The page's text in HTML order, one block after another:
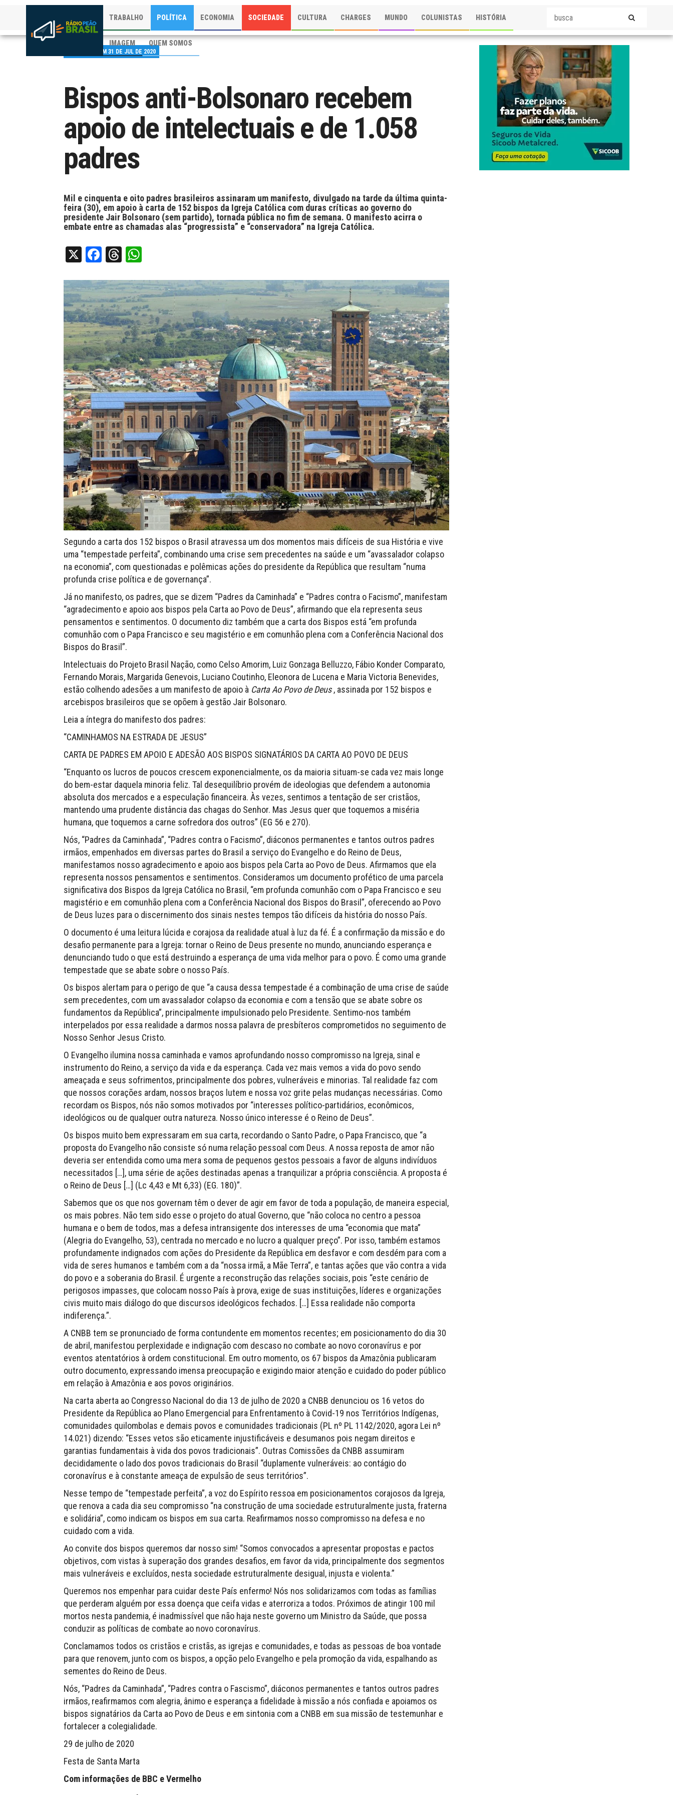
TRABALHO POLÍTICA ECONOMIA SOCIEDADE CULTURA CHARGES MUNDO COLUNISTAS HISTÓRIA
IMAGEM QUEM SOMOS
PUBLICADO EM 31 DE JUL DE 2020
Bispos anti-Bolsonaro recebem
apoio de intelectuais e de 1.058
padres
Mil e cinquenta e oito padres brasileiros assinaram um manifesto, divulgado na tarde da última quinta-
feira (30), em apoio à carta de 152 bispos da Igreja Católica com duras críticas ao governo do
presidente Jair Bolsonaro (sem partido), tornada pública no fim de semana. O manifesto acirra o
embate entre as chamadas alas “progressista” e “conservadora” na Igreja Católica.
X Facebook
Threads
Segundo a carta dos 152 bispos o Brasil atravessa um dos momentos mais difíceis de sua História e vive
uma “tempestade perfeita”, combinando uma crise sem precedentes na saúde e um “avassalador colapso
na economia”, com questionadas e polêmicas ações do presidente da República que resultam “numa
profunda crise política e de governança”.
Já no manifesto, os padres, que se dizem “Padres da Caminhada” e “Padres contra o Facismo”, manifestam
“agradecimento e apoio aos bispos pela Carta ao Povo de Deus”, afirmando que ela representa seus
pensamentos e sentimentos. O documento diz também que a carta dos Bispos está “em profunda
comunhão com o Papa Francisco e seu magistério e em comunhão plena com a Conferência Nacional dos
Bispos do Brasil”.
Intelectuais do Projeto Brasil Nação, como Celso Amorim, Luiz Gonzaga Belluzzo, Fábio Konder Comparato,
Fernando Morais, Margarida Genevois, Luciano Coutinho, Eleonora de Lucena e Maria Victoria Benevides,
estão colhendo adesões a um manifesto de apoio à Carta Ao Povo de Deus, assinada por 152 bispos e
arcebispos brasileiros que se opõem à gestão Jair Bolsonaro.
Leia a íntegra do manifesto dos padres:
“CAMINHAMOS NA ESTRADA DE JESUS”
CARTA DE PADRES EM APOIO E ADESÃO AOS BISPOS SIGNATÁRIOS DA CARTA AO POVO DE DEUS
“Enquanto os lucros de poucos crescem exponencialmente, os da maioria situam-se cada vez mais longe
do bem-estar daquela minoria feliz. Tal desequilíbrio provém de ideologias que defendem a autonomia
absoluta dos mercados e a especulação financeira. Às vezes, sentimos a tentação de ser cristãos,
mantendo uma prudente distância das chagas do Senhor. Mas Jesus quer que toquemos a miséria
humana, que toquemos a carne sofredora dos outros” (EG 56 e 270).
Nós, “Padres da Caminhada”, “Padres contra o Facismo”, diáconos permanentes e tantos outros padres
irmãos, empenhados em diversas partes do Brasil a serviço do Evangelho e do Reino de Deus,
manifestamos nosso agradecimento e apoio aos bispos pela Carta ao Povo de Deus. Afirmamos que ela
representa nossos pensamentos e sentimentos. Consideramos um documento profético de uma parcela
significativa dos Bispos da Igreja Católica no Brasil, “em profunda comunhão com o Papa Francisco e seu
magistério e em comunhão plena com a Conferência Nacional dos Bispos do Brasil”, oferecendo ao Povo
de Deus luzes para o discernimento dos sinais nestes tempos tão difíceis da história do nosso País.
O documento é uma leitura lúcida e corajosa da realidade atual à luz da fé. É a confirmação da missão e do
desafio permanente para a Igreja: tornar o Reino de Deus presente no mundo, anunciando esperança e
denunciando tudo o que está destruindo a esperança de uma vida melhor para o povo. É como uma grande
tempestade que se abate sobre o nosso País.
Os bispos alertam para o perigo de que “a causa dessa tempestade é a combinação de uma crise de saúde
sem precedentes, com um avassalador colapso da economia e com a tensão que se abate sobre os
fundamentos da República”, principalmente impulsionado pelo Presidente. Sentimo-nos também
interpelados por essa realidade a darmos nossa palavra de presbíteros comprometidos no seguimento de
Nosso Senhor Jesus Cristo.
O Evangelho ilumina nossa caminhada e vamos aprofundando nosso compromisso na Igreja, sinal e
instrumento do Reino, a serviço da vida e da esperança. Cada vez mais vemos a vida do povo sendo
ameaçada e seus sofrimentos, principalmente dos pobres, vulneráveis e minorias. Tal realidade faz com
que nossos corações ardam, nossos braços lutem e nossa voz grite pelas mudanças necessárias. Como
recordam os Bispos, nós não somos motivados por “interesses político-partidários, econômicos,
ideológicos ou de qualquer outra natureza. Nosso único interesse é o Reino de Deus”.
Os bispos muito bem expressaram em sua carta, recordando o Santo Padre, o Papa Francisco, que “a
proposta do Evangelho não consiste só numa relação pessoal com Deus. A nossa reposta de amor não
deveria ser entendida como uma mera soma de pequenos gestos pessoais a favor de alguns indivíduos
necessitados […], uma série de ações destinadas apenas a tranquilizar a própria consciência. A proposta é
o Reino de Deus […] (Lc 4,43 e Mt 6,33) (EG. 180)”.
Sabemos que os que nos governam têm o dever de agir em favor de toda a população, de maneira especial,
os mais pobres. Não tem sido esse o projeto do atual Governo, que “não coloca no centro a pessoa
humana e o bem de todos, mas a defesa intransigente dos interesses de uma “economia que mata”
(Alegria do Evangelho, 53), centrada no mercado e no lucro a qualquer preço”. Por isso, também estamos
profundamente indignados com ações do Presidente da República em desfavor e com desdém para com a
vida de seres humanos e também com a da “nossa irmã, a Mãe Terra”, e tantas ações que vão contra a vida
do povo e a soberania do Brasil. É urgente a reconstrução das relações sociais, pois “este cenário de
perigosos impasses, que colocam nosso País à prova, exige de suas instituições, líderes e organizações
civis muito mais diálogo do que discursos ideológicos fechados. […] Essa realidade não comporta
indiferença.”.
A CNBB tem se pronunciado de forma contundente em momentos recentes; em posicionamento do dia 30
de abril, manifestou perplexidade e indignação com descaso no combate ao novo coronavírus e por
eventos atentatórios à ordem constitucional. Em outro momento, os 67 bispos da Amazônia publicaram
outro documento, expressando imensa preocupação e exigindo maior atenção e cuidado do poder público
em relação à Amazônia e aos povos originários.
Na carta aberta ao Congresso Nacional do dia 13 de julho de 2020 a CNBB denunciou os 16 vetos do
Presidente da República ao Plano Emergencial para Enfrentamento à Covid-19 nos Territórios Indígenas,
comunidades quilombolas e demais povos e comunidades tradicionais (PL nº PL 1142/2020, agora Lei nº
14.021) dizendo: “Esses vetos são eticamente injustificáveis e desumanos pois negam direitos e
garantias fundamentais à vida dos povos tradicionais”. Outras Comissões da CNBB assumiram
decididamente o lado dos povos tradicionais do Brasil “duplamente vulneráveis: ao contágio do
coronavírus e à constante ameaça de expulsão de seus territórios”.
Nesse tempo de “tempestade perfeita”, a voz do Espírito ressoa em posicionamentos corajosos da Igreja,
que renova a cada dia seu compromisso “na construção de uma sociedade estruturalmente justa, fraterna
e solidária”, como indicam os bispos em sua carta. Reafirmamos nosso compromisso na defesa e no
cuidado com a vida.
Ao convite dos bispos queremos dar nosso sim! “Somos convocados a apresentar propostas e pactos
objetivos, com vistas à superação dos grandes desafios, em favor da vida, principalmente dos segmentos
mais vulneráveis e excluídos, nesta sociedade estruturalmente desigual, injusta e violenta.”
Queremos nos empenhar para cuidar deste País enfermo! Nós nos solidarizamos com todas as famílias
que perderam alguém por essa doença que ceifa vidas e aterroriza a todos. Próximos de atingir 100 mil
mortos nesta pandemia, é inadmissível que não haja neste governo um Ministro da Saúde, que possa
conduzir as políticas de combate ao novo coronavírus.
Conclamamos todos os cristãos e cristãs, as igrejas e comunidades, e todas as pessoas de boa vontade
para que renovem, junto com os bispos, a opção pelo Evangelho e pela promoção da vida, espalhando as
sementes do Reino de Deus.
Nós, “Padres da Caminhada”, “Padres contra o Fascismo”, diáconos permanentes e tantos outros padres
irmãos, reafirmamos com alegria, ânimo e esperança a fidelidade à missão a nós confiada e apoiamos os
bispos signatários da Carta ao Povo de Deus e em sintonia com a CNBB em sua missão de testemunhar e
fortalecer a colegialidade.
29 de julho de 2020
Festa de Santa Marta
Com informações de BBC e Vermelho